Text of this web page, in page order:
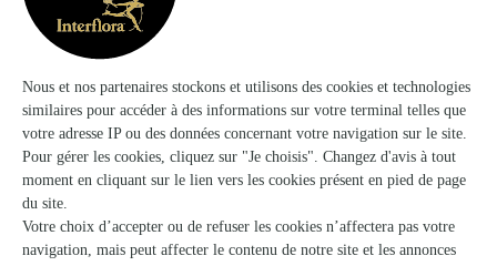
Vert Tige
Fontaine les Dijon